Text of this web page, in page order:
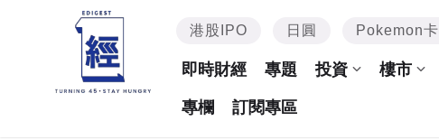
港股IPO 日圓 Pokemon卡
即時財經 專題 投資 樓市
專欄 訂閱專區